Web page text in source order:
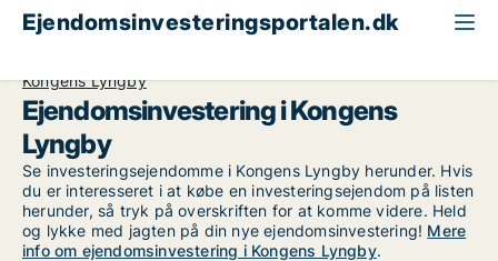
Ejendomsinvesteringsportalen.dk
Kongens Lyngby
Ejendomsinvestering i Kongens
Lyngby
Se investeringsejendomme i Kongens Lyngby herunder. Hvis
du er interesseret i at købe en investeringsejendom på listen
herunder, så tryk på overskriften for at komme videre. Held
og lykke med jagten på din nye ejendomsinvestering! Mere
info om ejendomsinvestering i Kongens Lyngby.